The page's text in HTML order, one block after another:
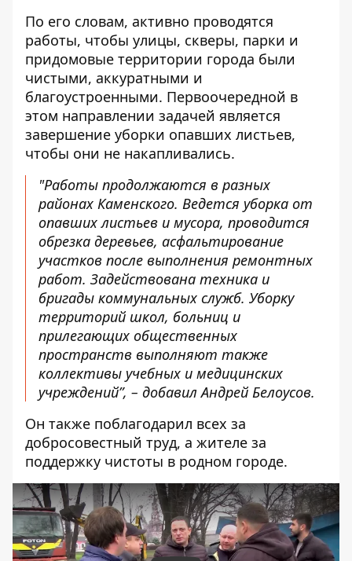
По его словам, активно проводятся
работы, чтобы улицы, скверы, парки и
придомовые территории города были
чистыми, аккуратными и
благоустроенными. Первоочередной в
этом направлении задачей является
завершение уборки опавших листьев,
чтобы они не накапливались.
"Работы продолжаются в разных
районах Каменского. Ведется уборка от
опавших листьев и мусора, проводится
обрезка деревьев, асфальтирование
участков после выполнения ремонтных
работ. Задействована техника и
бригады коммунальных служб. Уборку
территорий школ, больниц и
прилегающих общественных
пространств выполняют также
коллективы учебных и медицинских
учреждений”, – добавил Андрей Белоусов.
Он также поблагодарил всех за
добросовестный труд, а жителе за
поддержку чистоты в родном городе.